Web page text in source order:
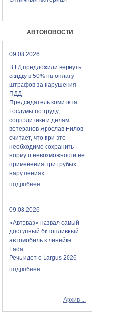
АВТОНОВОСТИ
09.08.2026
В ГД предложили вернуть
скидку в 50% на оплату
штрафов за нарушения
ПДД
Председатель комитета
Госдумы по труду,
соцполитике и делам
ветеранов Ярослав Нилов
считает, что при это
необходимо сохранить
норму о невозможности ее
применения при грубых
нарушениях
подробнее
09.08.2026
«Автоваз» назвал самый
доступный битопливный
автомобиль в линейке
Lada
Речь идет о Largus 2026
подробнее
Архив ...